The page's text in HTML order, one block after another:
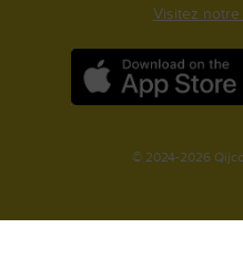
Visitez
© 2024-2026